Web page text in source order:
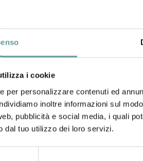
i cookie
per personalizzare contenuti ed
inoltre informazioni sul
pubblicità e social media, i quali
dal tuo utilizzo dei loro servizi.
Ascoltare il
Abbiamo
terremoti:
contenuto. Ogni
base al segnale
Per i terremoti